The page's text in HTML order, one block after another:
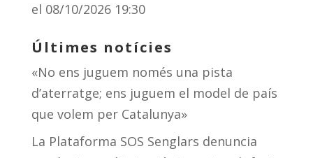
el 08/10/2026 19:30
Últimes notícies
«No ens juguem només una pista
d’aterratge; ens juguem el model de país
que volem per Catalunya»
La Plataforma SOS Senglars denuncia